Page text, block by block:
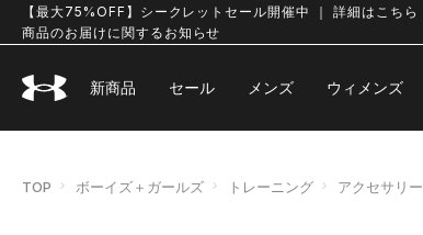
【最大75%OFF】シークレットセール開催中 ｜ 詳細はこちら
商品のお届けに関するお知らせ
新商品 セール メンズ ウィメンズ
TOP ボーイズ＋ガールズ トレーニング アクセサリー